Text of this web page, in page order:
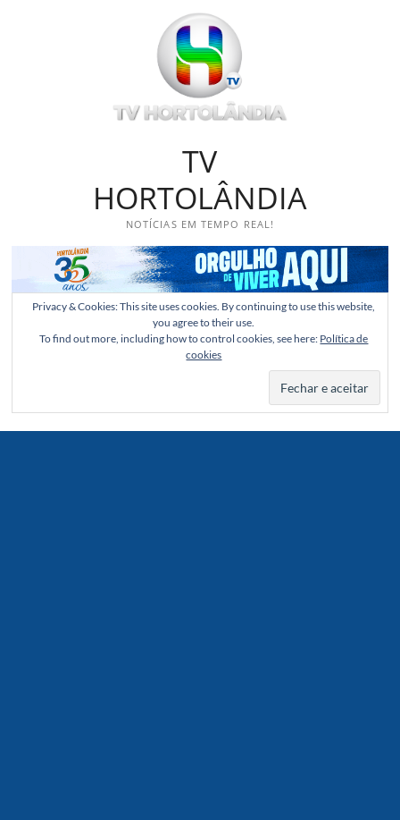
TV
HORTOLÂNDIA
NOTÍCIAS EM TEMPO REAL!
Privacy & Cookies: This site uses cookies. By continuing to use this website,
you agree to their use.
To find out more, including how to control cookies, see here: Política de
cookies